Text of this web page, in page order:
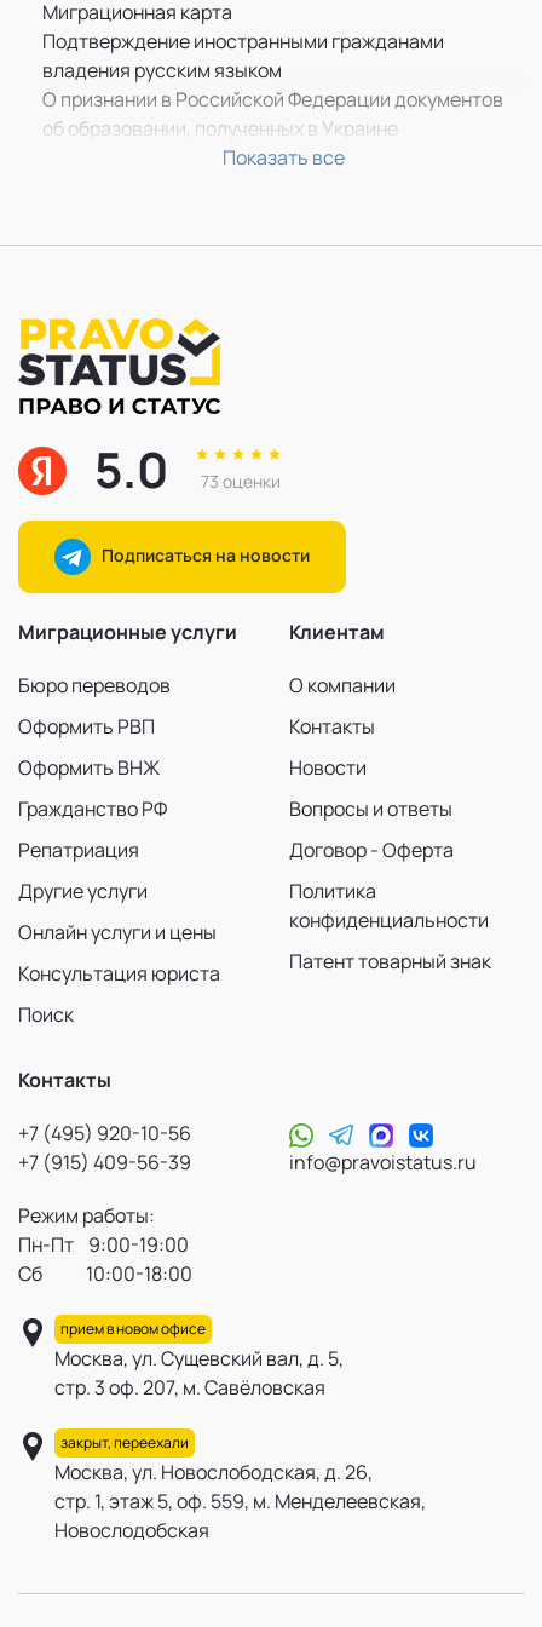
ВНЖ для переселенцев из Туркменистана
Гражданство РФ депортированным с Крымской
АССР
Оформить гражданство РФ гр-ну Афганистана,
Ирака, Сирии
Оформить гражданство РФ гражданину ДНР
Оформить гражданство РФ гражданину ЛНР
Миграционная карта
Подтверждение иностранными гражданами
владения русским языком
О признании в Российской Федерации документов
об образовании, полученных в Украине
Правовой анализ документов
Показать все
5.0 73 оценки
Подписаться на новости
Миграционные услуги
Бюро переводов
Оформить РВП
Оформить ВНЖ
Гражданство РФ
Репатриация
Другие услуги
Онлайн услуги и цены
Консультация юриста
Поиск
Клиентам
О компании
Контакты
Новости
Вопросы и ответы
Договор - Оферта
Политика
конфиденциальности
Патент товарный знак
Контакты
+7 (495) 920-10-56
+7 (915) 409-56-39
info@pravoistatus.ru
Режим работы:
Пн-Пт 9:00-19:00
Сб 10:00-18:00
прием в новом офисе
Москва, ул. Сущевский вал, д. 5,
стр. 3 оф. 207, м. Савёловская
закрыт, переехали
Москва, ул. Новослободская, д. 26,
стр. 1, этаж 5, оф. 559, м. Менделеевская,
Новослодобская